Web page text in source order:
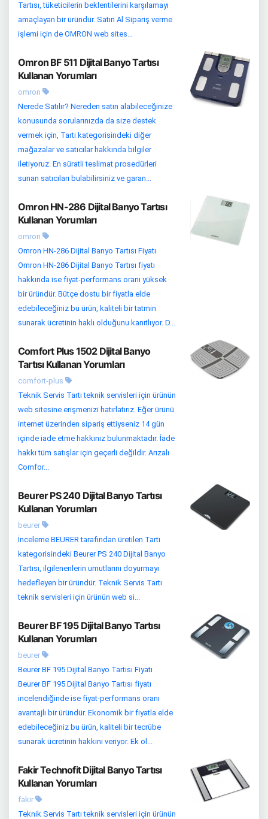
Tartısı, tüketicilerin beklentilerini karşılamayı
amaçlayan bir üründür. Satın Al Sipariş verme
işlemi için de OMRON web sites...
Omron BF 511 Dijital Banyo Tartısı
Kullanan Yorumları
omron
Nerede Satılır? Nereden satın alabileceğinize
konusunda sorularınızda da size destek
vermek için, Tartı kategorisindeki diğer
mağazalar ve satıcılar hakkında bilgiler
iletiyoruz. En süratli teslimat prosedürleri
sunan satıcıları bulabilirsiniz ve garan...
Omron HN-286 Dijital Banyo Tartısı
Kullanan Yorumları
omron
Omron HN-286 Dijital Banyo Tartısı Fiyatı
Omron HN-286 Dijital Banyo Tartısı fiyatı
hakkında ise fiyat-performans oranı yüksek
bir üründür. Bütçe dostu bir fiyatla elde
edebileceğiniz bu ürün, kaliteli bir tatmin
sunarak ücretinin haklı olduğunu kanıtlıyor. D...
Comfort Plus 1502 Dijital Banyo
Tartısı Kullanan Yorumları
comfort-plus
Teknik Servis Tartı teknik servisleri için ürünün
web sitesine erişmenizi hatırlatırız. Eğer ürünü
internet üzerinden sipariş ettiyseniz 14 gün
içinde iade etme hakkınız bulunmaktadır. İade
hakkı tüm satışlar için geçerli değildir. Arızalı
Comfor...
Beurer PS 240 Dijital Banyo Tartısı
Kullanan Yorumları
beurer
İnceleme BEURER tarafından üretilen Tartı
kategorisindeki Beurer PS 240 Dijital Banyo
Tartısı, ilgilenenlerin umutlarını doyurmayı
hedefleyen bir üründür. Teknik Servis Tartı
teknik servisleri için ürünün web si...
Beurer BF 195 Dijital Banyo Tartısı
Kullanan Yorumları
beurer
Beurer BF 195 Dijital Banyo Tartısı Fiyatı
Beurer BF 195 Dijital Banyo Tartısı fiyatı
incelendiğinde ise fiyat-performans oranı
avantajlı bir üründür. Ekonomik bir fiyatla elde
edebileceğiniz bu ürün, kaliteli bir tecrübe
sunarak ücretinin hakkını veriyor. Ek ol...
Fakir Technofit Dijital Banyo Tartısı
Kullanan Yorumları
fakir
Teknik Servis Tartı teknik servisleri için ürünün